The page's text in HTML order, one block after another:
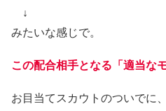
↓
みたいな感じで。
この配合相手となる「適当な
お目当てスカウトのついでに